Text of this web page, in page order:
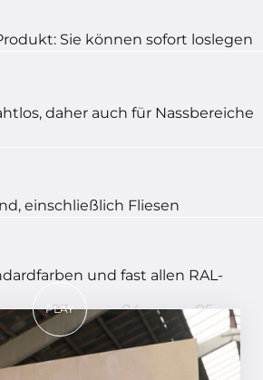
Sie können sofort loslegen
daher auch für Nassbereiche
einschließlich Fliesen
und fast allen RAL-
PLAY
03 04 05
ein perfektes